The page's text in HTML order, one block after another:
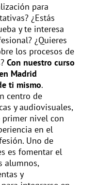
para
¿Estás
y te interesa
¿Quieres
los procesos de
Con nuestro curso
Madrid
ti mismo.
centro de
y audiovisuales,
nivel con
en el
Uno de
es fomentar el
alumnos,
y